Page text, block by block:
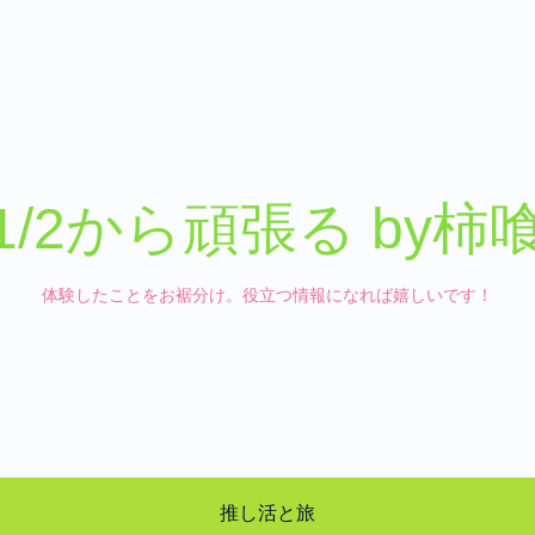
2から頑張る by柿
体験したことをお裾分け。役立つ情報になれば嬉しいです！
推し活と旅